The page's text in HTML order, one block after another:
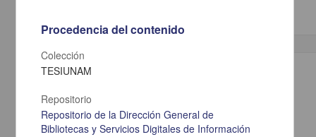
Trabajo de grado
Procedencia del contenido
Colección
TESIUNAM
Repositorio
Repositorio de la Dirección General de
Bibliotecas y Servicios Digitales de Información